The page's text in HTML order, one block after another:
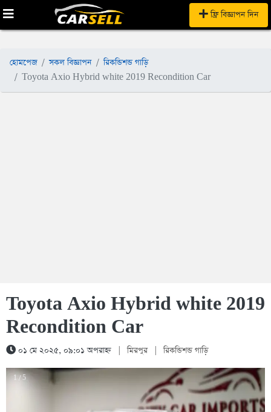
ফ্রি বিজ্ঞাপন দিন
হোমপেজ সকল বিজ্ঞাপন
রিকন্ডিশন্ড গাড়ি
Toyota Axio Hybrid white 2019 Recondition Car
Toyota Axio Hybrid white 2019
Recondition Car
০১ মে ২০২৫, ০৯:০১ অপরাহ্ন মিরপুর রিকন্ডিশন্ড গাড়ি
1 / 5